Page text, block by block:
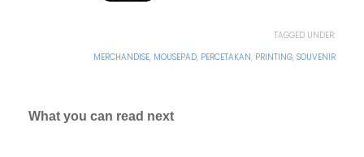
TAGGED UNDER:
MERCHANDISE, MOUSEPAD, PERCETAKAN, PRINTING, SOUVENIR
What you can read next